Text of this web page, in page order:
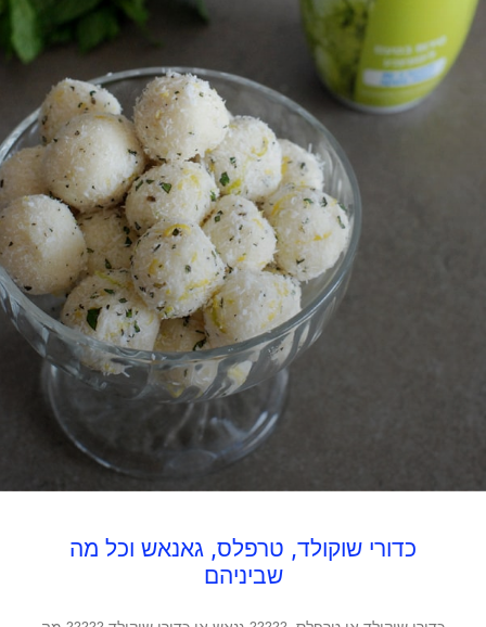
כדורי שוקולד, טרפלס, גאנאש וכל מה
שביניהם